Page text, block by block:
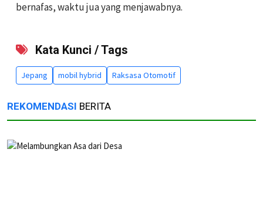
bernafas, waktu jua yang menjawabnya.
Kata Kunci / Tags
Jepang mobil hybrid Raksasa Otomotif
REKOMENDASI BERITA